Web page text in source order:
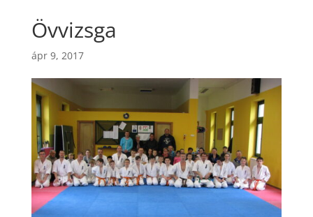
Övvizsga
ápr 9, 2017